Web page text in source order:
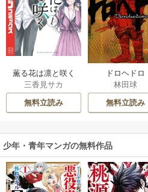
薫る花は凛と咲く
三香見サカ
無料立読み
ドロヘドロ
林田球
無料立読み
少年・青年マンガの無料作品